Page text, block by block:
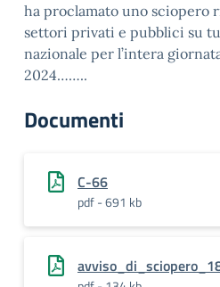
ha proclamato uno sciopero
settori privati e pubblici su
nazionale per l’intera
2024……..
Documenti
C-66
pdf - 691 kb